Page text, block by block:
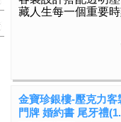
藏人生每一個重要時
金寶珍銀樓-壓克力
門牌 婚約書 尾牙禮